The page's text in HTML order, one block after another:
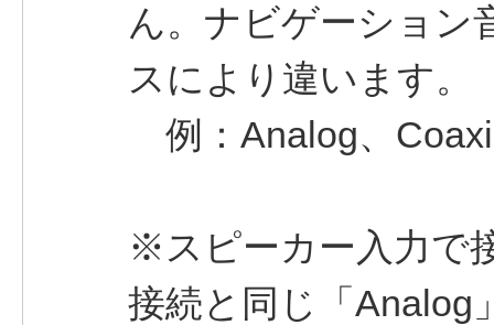
ん。ナビゲーション
スにより違います。
例：Analog、
※スピーカー入力で
接続と同じ「Analog